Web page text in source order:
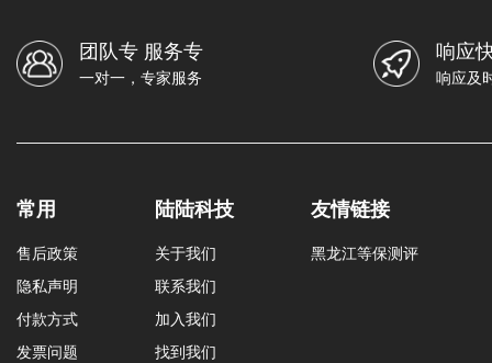
团队专 服务专
一对一，专家服务
响应
响应及
常用
售后政策
隐私声明
付款方式
发票问题
陆陆科技
关于我们
联系我们
加入我们
找到我们
友情链接
黑龙江等保测评